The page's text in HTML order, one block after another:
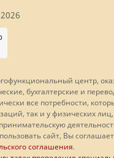
центр,
бухгалтерские и
все потребности,
так и у физических
сайт, Вы
соглашения.